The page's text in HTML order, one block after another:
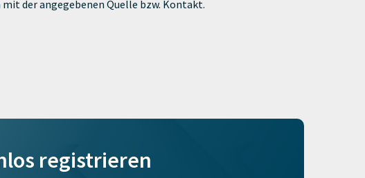
der angegebenen Quelle bzw. Kontakt.
registrieren